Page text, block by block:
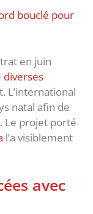
bouclé pour
en juin
diverses
L’international
natal afin de
Le projet porté
l’a visiblement
avec